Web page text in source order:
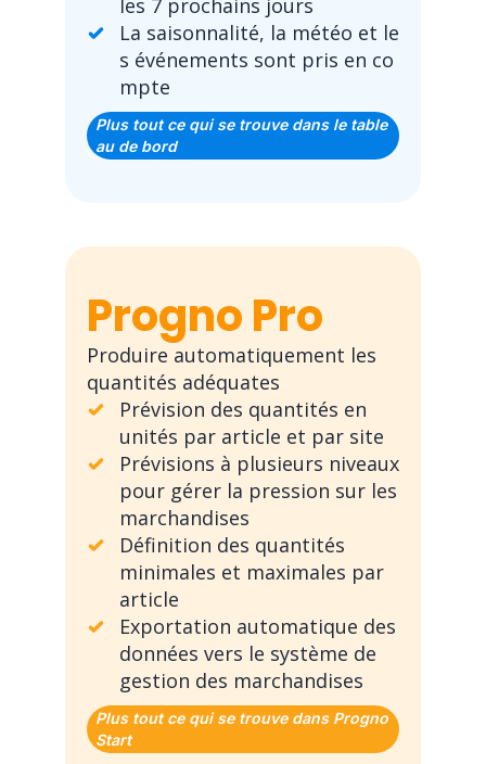
les 7 prochains jours
La saisonnalité, la météo et le
s événements sont pris en co
mpte
Plus tout ce qui se trouve dans le table
au de bord
Progno Pro
Produire automatiquement les
quantités adéquates
Prévision des quantités en
unités par article et par site
Prévisions à plusieurs niveaux
pour gérer la pression sur les
marchandises
Définition des quantités
minimales et maximales par
article
Exportation automatique des
données vers le système de
gestion des marchandises
Plus tout ce qui se trouve dans Progno
Start